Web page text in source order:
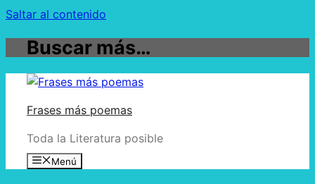
Saltar al contenido
Buscar más…
Frases más poemas
Toda la Literatura posible
Menú